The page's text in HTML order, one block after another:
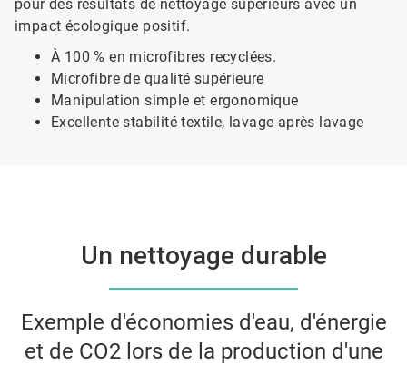
pour des résultats de nettoyage supérieurs avec un
impact écologique positif.
À 100 % en microfibres recyclées.
Microfibre de qualité supérieure
Manipulation simple et ergonomique
Excellente stabilité textile, lavage après lavage
Un nettoyage durable
Exemple d'économies d'eau, d'énergie
et de CO2 lors de la production d'une